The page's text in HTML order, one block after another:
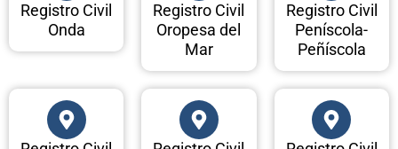
Registro Civil
Onda
Registro Civil
Oropesa del
Mar
Registro Civil
Peníscola-
Peñíscola